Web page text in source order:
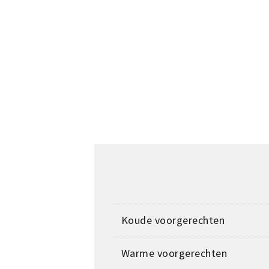
Koude voorgerechten
Warme voorgerechten